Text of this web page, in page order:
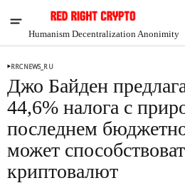
Humanism Decentralization Anonimity
RRCNEWS_RU
Джо Байден
44,6% налога с
последнем
может
криптовалют